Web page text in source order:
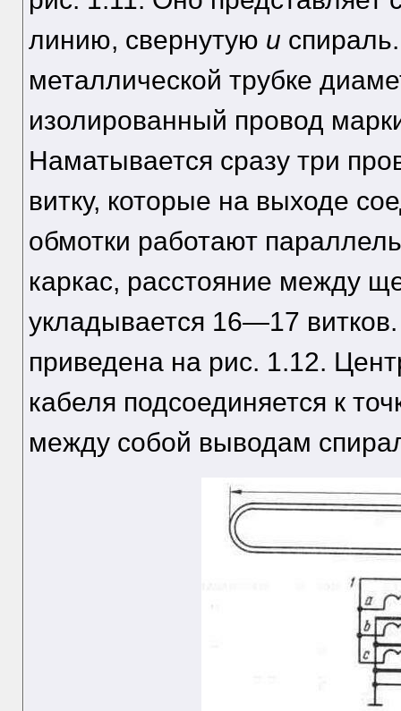
линию, свернутую и
металлической трубке
изолированный провод
Наматывается сразу три
витку, которые на выходе
обмотки работают
каркас, расстояние между
укладывается 16—17
приведена на рис. 1.12.
кабеля подсоединяется к
между собой выводам